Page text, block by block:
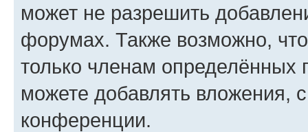
может не разрешить
форумах. Также возможно,
только членам определённых
можете добавлять вложения,
конференции.